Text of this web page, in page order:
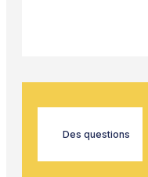
Des questions